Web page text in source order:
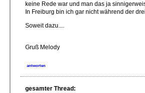
keine Rede war und man das ja
In Freiburg bin ich gar nicht während der
Soweit dazu....
Gruß Melody
antworten
gesamter Thread: